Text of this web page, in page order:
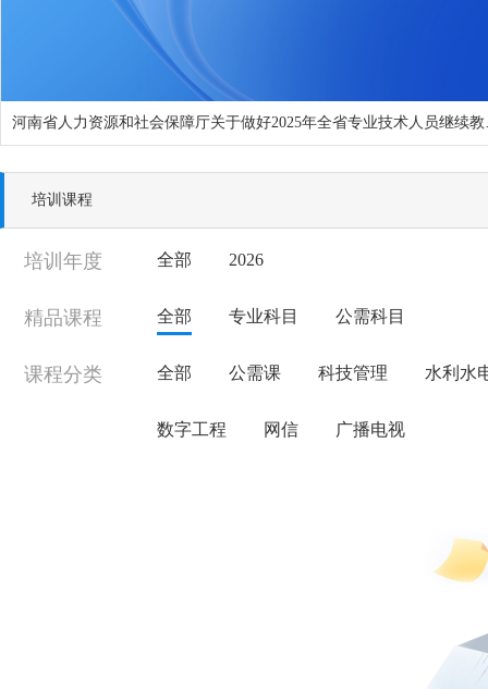
河南省人
培训课程
培训年度 全部 2026
精品课程 全部 专业科目 公需科目
课程分类 全部 公需课 科技管理 水利水
数字工程 网信 广播电视